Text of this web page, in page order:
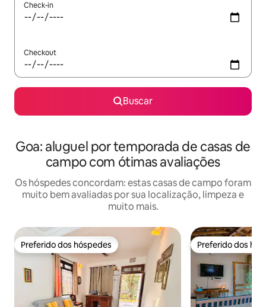
Check-in
Checkout
Buscar
Goa: aluguel por temporada de casas de
campo com ótimas avaliações
Os hóspedes concordam: estas casas de campo foram
muito bem avaliadas por sua localização, limpeza e
muito mais.
Preferido dos hóspedes
Preferido dos hóspedes Preferido dos
Preferido dos